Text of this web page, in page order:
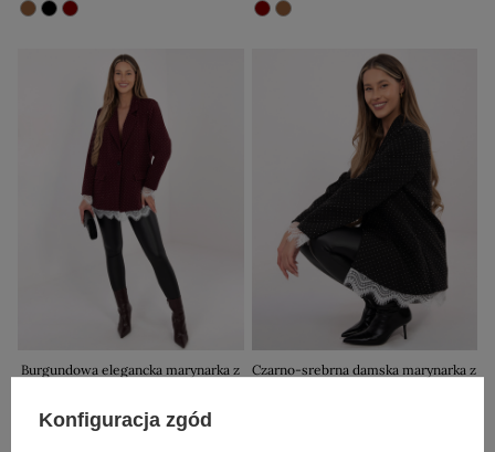
Burgundowa elegancka marynarka z
149,99 zł
Czarno-srebrna damska marynarka z
Konfiguracja zgód